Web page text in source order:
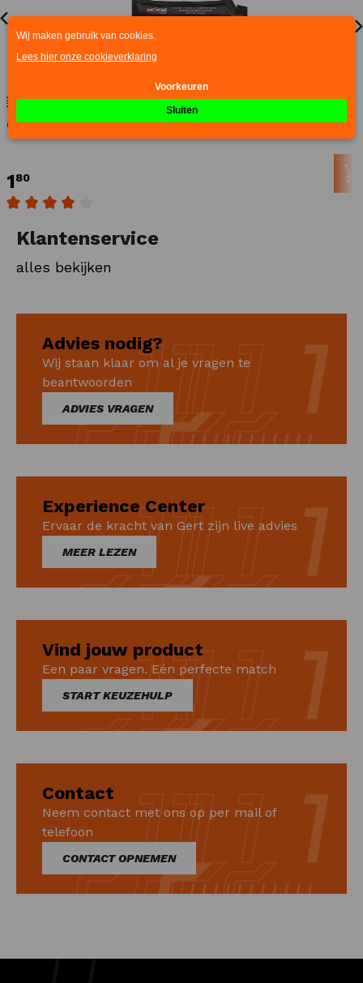
Morgen in huis
Gel Drink zonder cafeine
180
Klantenservice
alles bekijken
Advies nodig?
Wij staan klaar om al je vragen te
beantwoorden
ADVIES VRAGEN
Experience Center
Ervaar de kracht van Gert zijn live advies
MEER LEZEN
Vind jouw product
Een paar vragen. Eén perfecte match
START KEUZEHULP
Contact
Neem contact met ons op per mail of
telefoon
CONTACT OPNEMEN